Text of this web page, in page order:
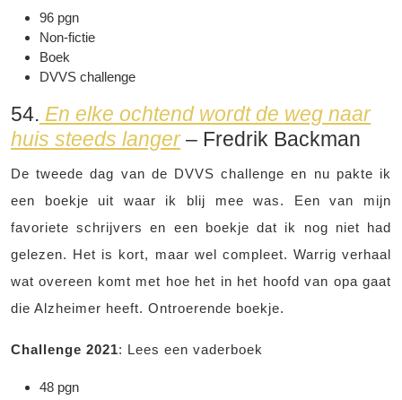
96 pgn
Non-fictie
Boek
DVVS challenge
54. En elke ochtend wordt de weg naar
huis steeds langer– Fredrik Backman
De tweede dag van de DVVS challenge en nu pakte ik
een boekje uit waar ik blij mee was. Een van mijn
favoriete schrijvers en een boekje dat ik nog niet had
gelezen. Het is kort, maar wel compleet. Warrig verhaal
wat overeen komt met hoe het in het hoofd van opa gaat
die Alzheimer heeft. Ontroerende boekje.
Challenge 2021: Lees een vaderboek
48 pgn